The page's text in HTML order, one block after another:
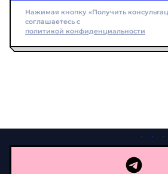
Нажимая кнопку «Получить
соглашаетесь с
политикой конфиденциальности